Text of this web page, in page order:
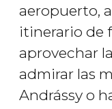
aeropuerto,
itinerario de
aprovechar
admirar las
Andrássy o